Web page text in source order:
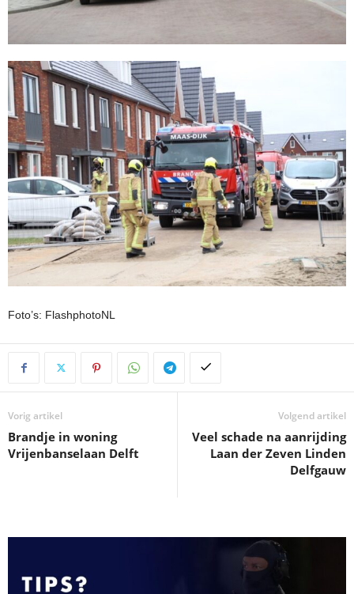
Foto’s: FlashphotoNL
Vorig artikel
Brandje in woning
Vrijenbanselaan Delft
Volgend artikel
Veel schade na aanrijding
Laan der Zeven Linden
Delfgauw